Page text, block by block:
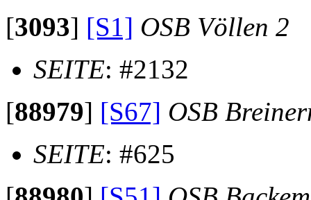
[3093] [S1] OSB Völlen 2
SEITE: #2132
[88979] [S67] OSB
SEITE: #625